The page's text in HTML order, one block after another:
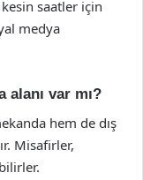
saatler için
medya
alanı var mı?
hem de dış
Misafirler,